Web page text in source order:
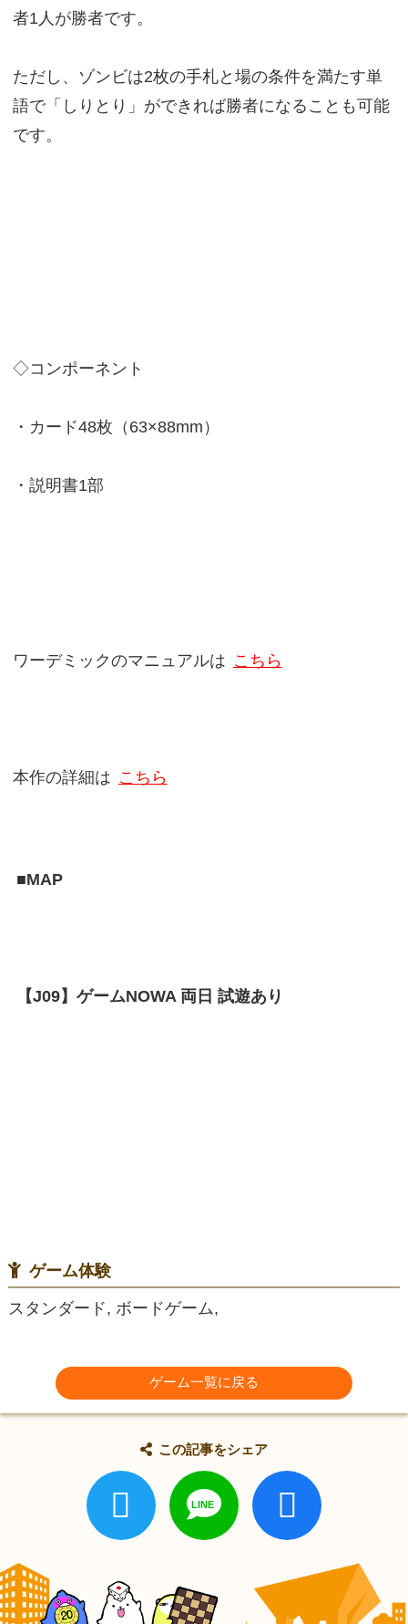
者1人が勝者です。
ただし、ゾンビは2枚の手札と場の条件を満たす単
語で「しりとり」ができれば勝者になることも可能
です。
◇コンポーネント
・カード48枚（63×88mm）
・説明書1部
ワーデミックのマニュアルは こちら
本作の詳細は こちら
■MAP
【J09】ゲームNOWA 両日 試遊あり
ゲーム体験
スタンダード, ボードゲーム,
ゲーム一覧に戻る
この記事をシェア